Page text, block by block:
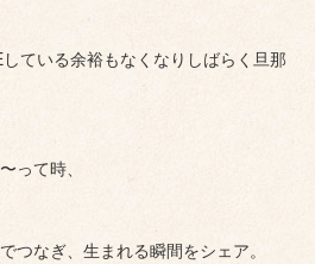
ている余裕もなくなりしばらく旦那
って時、
つなぎ、生まれる瞬間をシェア。